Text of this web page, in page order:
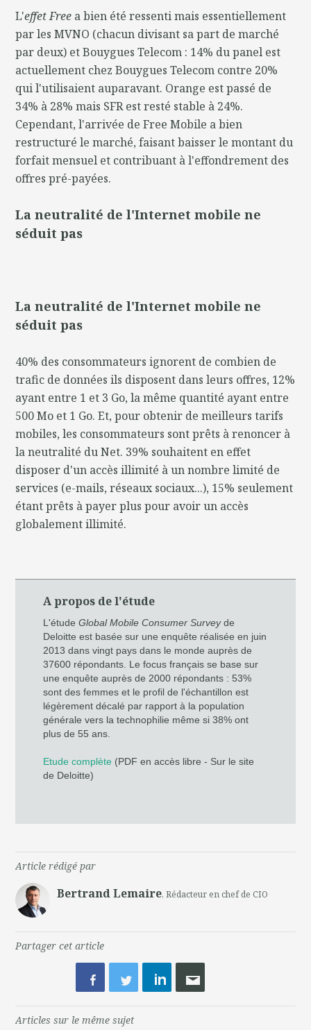
L'effet Free a bien été ressenti mais essentiellement
par les MVNO (chacun divisant sa part de marché
par deux) et Bouygues Telecom : 14% du panel est
actuellement chez Bouygues Telecom contre 20%
qui l'utilisaient auparavant. Orange est passé de
34% à 28% mais SFR est resté stable à 24%.
Cependant, l'arrivée de Free Mobile a bien
restructuré le marché, faisant baisser le montant du
forfait mensuel et contribuant à l'effondrement des
offres pré-payées.
La neutralité de l'Internet mobile ne
séduit pas
La neutralité de l'Internet mobile ne
séduit pas
40% des consommateurs ignorent de combien de
trafic de données ils disposent dans leurs offres, 12%
ayant entre 1 et 3 Go, la même quantité ayant entre
500 Mo et 1 Go. Et, pour obtenir de meilleurs tarifs
mobiles, les consommateurs sont prêts à renoncer à
la neutralité du Net. 39% souhaitent en effet
disposer d'un accès illimité à un nombre limité de
services (e-mails, réseaux sociaux...), 15% seulement
étant prêts à payer plus pour avoir un accès
globalement illimité.
A propos de l'étude
L'étudeGlobal Mobile Consumer Surveyde
Deloitte est basée sur une enquête réalisée en juin
2013 dans vingt pays dans le monde auprès de
37600 répondants. Le focus français se base sur
une enquête auprès de 2000 répondants : 53%
sont des femmes et le profil de l'échantillon est
légèrement décalé par rapport à la population
générale vers la technophilie même si 38% ont
plus de 55 ans.
Etude complète (PDF en accès libre - Sur le site
de Deloitte)
Article rédigé par
Bertrand Lemaire, Rédacteur en chef de CIO
Partager cet article
Articles sur le même sujet